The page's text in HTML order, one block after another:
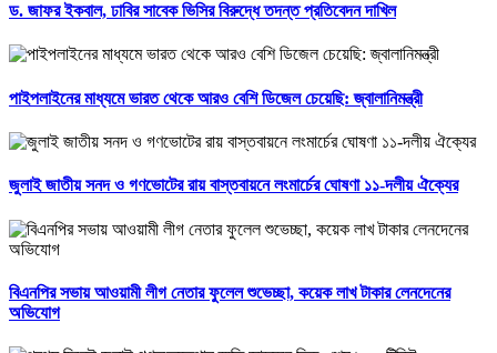
ড. জাফর ইকবাল, ঢাবির সাবেক ভিসির বিরুদ্ধে তদন্ত প্রতিবেদন দাখিল
পাইপলাইনের মাধ্যমে ভারত থেকে আরও বেশি ডিজেল চেয়েছি: জ্বালানিমন্ত্রী
জুলাই জাতীয় সনদ ও গণভোটের রায় বাস্তবায়নে লংমার্চের ঘোষণা ১১-দলীয় ঐক্যের
বিএনপির সভায় আওয়ামী লীগ নেতার ফুলেল শুভেচ্ছা, কয়েক লাখ টাকার লেনদেনের
অভিযোগ